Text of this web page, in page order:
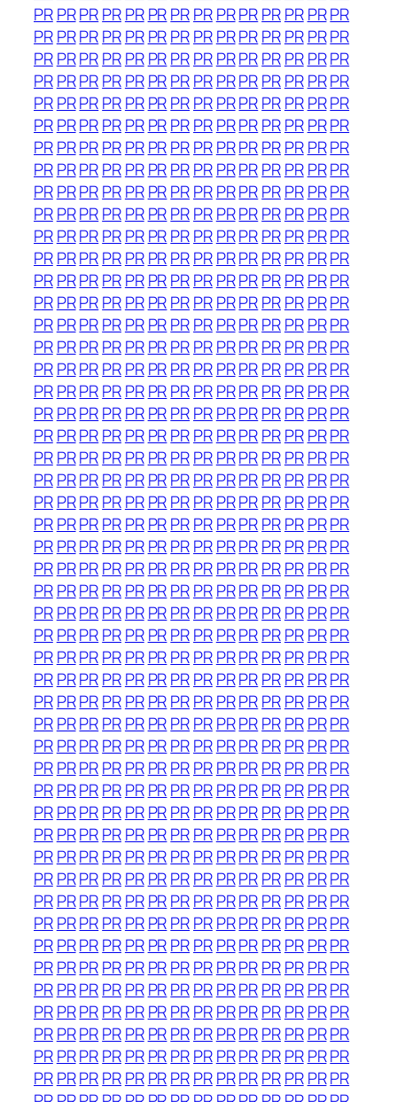
PRPRPRPRPR PRPRPRPRPRPRPR PRPR
PRPRPRPRPR PRPRPRPRPRPRPR PRPR
PRPRPRPRPR PRPRPRPRPRPRPR PRPR
PRPRPRPRPR PRPRPRPRPRPRPR PRPR
PRPRPRPRPR PRPRPRPRPRPRPR PRPR
PRPRPRPRPR PRPRPRPRPRPRPR PRPR
PRPRPRPRPR PRPRPRPRPRPRPR PRPR
PRPRPRPRPR PRPRPRPRPRPRPR PRPR
PRPRPRPRPR PRPRPRPRPRPRPR PRPR
PRPRPRPRPR PRPRPRPRPRPRPR PRPR
PRPRPRPRPR PRPRPRPRPRPRPR PRPR
PRPRPRPRPR PRPRPRPRPRPRPR PRPR
PRPRPRPRPR PRPRPRPRPRPRPR PRPR
PRPRPRPRPR PRPRPRPRPRPRPR PRPR
PRPRPRPRPR PRPRPRPRPRPRPR PRPR
PRPRPRPRPR PRPRPRPRPRPRPR PRPR
PRPRPRPRPR PRPRPRPRPRPRPR PRPR
PRPRPRPRPR PRPRPRPRPRPRPR PRPR
PRPRPRPRPR PRPRPRPRPRPRPR PRPR
PRPRPRPRPR PRPRPRPRPRPRPR PRPR
PRPRPRPRPR PRPRPRPRPRPRPR PRPR
PRPRPRPRPR PRPRPRPRPRPRPR PRPR
PRPRPRPRPR PRPRPRPRPRPRPR PRPR
PRPRPRPRPR PRPRPRPRPRPRPR PRPR
PRPRPRPRPR PRPRPRPRPRPRPR PRPR
PRPRPRPRPR PRPRPRPRPRPRPR PRPR
PRPRPRPRPR PRPRPRPRPRPRPR PRPR
PRPRPRPRPR PRPRPRPRPRPRPR PRPR
PRPRPRPRPR PRPRPRPRPRPRPR PRPR
PRPRPRPRPR PRPRPRPRPRPRPR PRPR
PRPRPRPRPR PRPRPRPRPRPRPR PRPR
PRPRPRPRPR PRPRPRPRPRPRPR PRPR
PRPRPRPRPR PRPRPRPRPRPRPR PRPR
PRPRPRPRPR PRPRPRPRPRPRPR PRPR
PRPRPRPRPR PRPRPRPRPRPRPR PRPR
PRPRPRPRPR PRPRPRPRPRPRPR PRPR
PRPRPRPRPR PRPRPRPRPRPRPR PRPR
PRPRPRPRPR PRPRPRPRPRPRPR PRPR
PRPRPRPRPR PRPRPRPRPRPRPR PRPR
PRPRPRPRPR PRPRPRPRPRPRPR PRPR
PRPRPRPRPR PRPRPRPRPRPRPR PRPR
PRPRPRPRPR PRPRPRPRPRPRPR PRPR
PRPRPRPRPR PRPRPRPRPRPRPR PRPR
PRPRPRPRPR PRPRPRPRPRPRPR PRPR
PRPRPRPRPR PRPRPRPRPRPRPR PRPR
PRPRPRPRPR PRPRPRPRPRPRPR PRPR
PRPRPRPRPR PRPRPRPRPRPRPR PRPR
PRPRPRPRPR PRPRPRPRPRPRPR PRPR
PRPRPRPRPR PRPRPRPRPRPRPR PRPR